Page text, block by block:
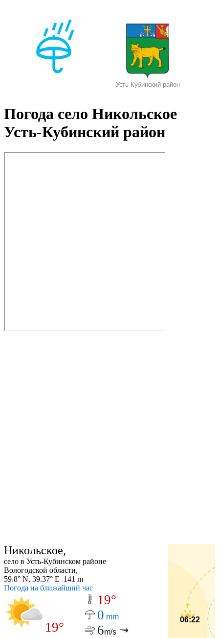
Погода село Никольское
Усть-Кубинский район
Никольское,
село в Усть-Кубинском районе
Вологодской области,
59.8° N, 39.37° E 141 m
Погода на ближайший час
19°
19°
0 mm
6m/s
06:22